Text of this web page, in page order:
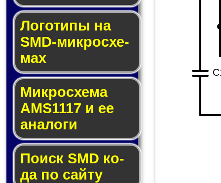
Логотипы на
SMD-мик­ро­схе­
мах
Микросхема
AMS1117 и ее
ана­ло­ги
Поиск SMD ко­
да по сай­ту